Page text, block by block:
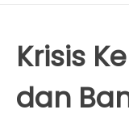
Krisis
dan